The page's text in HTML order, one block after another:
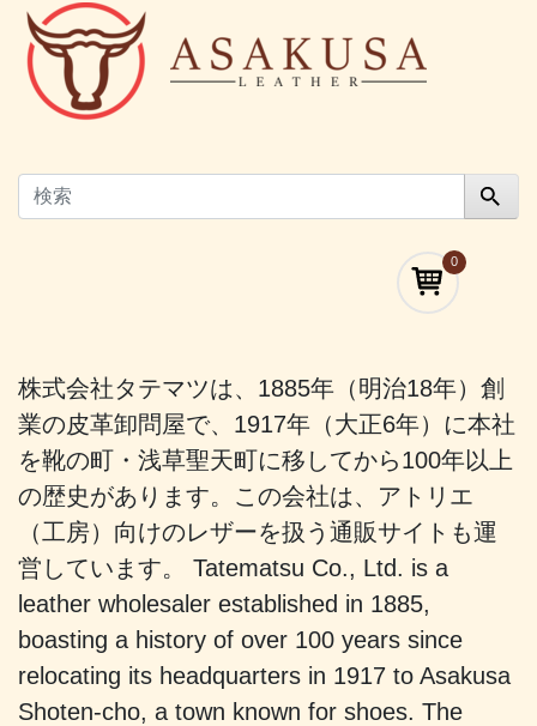
0
株式会社タテマツは、1885年（明治18年）創
業の皮革卸問屋で、1917年（大正6年）に本社
を靴の町・浅草聖天町に移してから100年以上
の歴史があります。この会社は、アトリエ
（工房）向けのレザーを扱う通販サイトも運
営しています。 Tatematsu Co., Ltd. is a
leather wholesaler established in 1885,
boasting a history of over 100 years since
relocating its headquarters in 1917 to Asakusa
Shoten-cho, a town known for shoes. The